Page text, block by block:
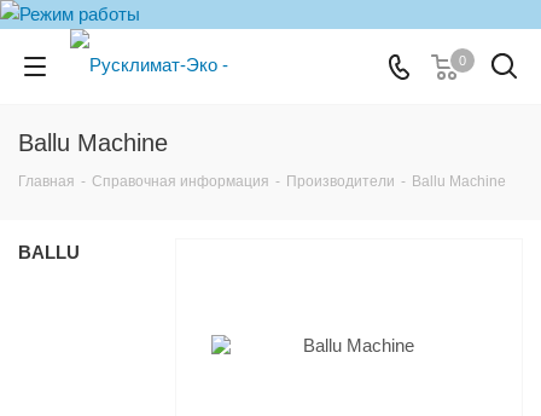
0
Ballu Machine
Главная - Справочная информация - Производители - Ballu Machine
BALLU